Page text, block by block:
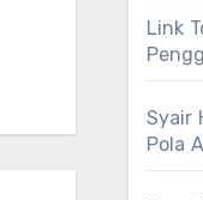
Link
Syair
Pola